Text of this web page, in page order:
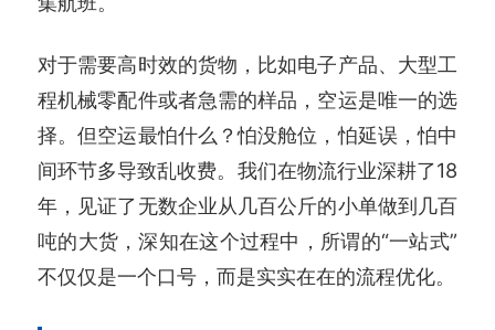
对于需要高时效的货物，比如电子产品、大型工
程机械零配件或者急需的样品，空运是唯一的选
择。但空运最怕什么？怕没舱位，怕延误，怕中
间环节多导致乱收费。我们在物流行业深耕了18
年，见证了无数企业从几百公斤的小单做到几百
吨的大货，深知在这个过程中，所谓的“一站式”
不仅仅是一个口号，而是实实在在的流程优化。